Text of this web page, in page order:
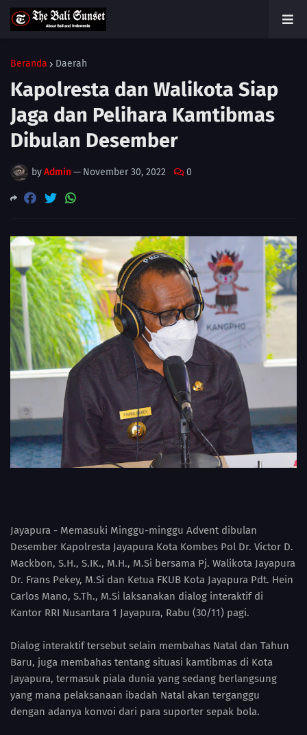
Beranda Daerah
Kapolresta dan Walikota Siap
Jaga dan Pelihara Kamtibmas
Dibulan Desember
byAdmin— November 30, 2022 0
Jayapura - Memasuki Minggu-minggu Advent dibulan
Desember Kapolresta Jayapura Kota Kombes Pol Dr. Victor D.
Mackbon, S.H., S.IK., M.H., M.Si bersama Pj. Walikota Jayapura
Dr. Frans Pekey, M.Si dan Ketua FKUB Kota Jayapura Pdt. Hein
Carlos Mano, S.Th., M.Si laksanakan dialog interaktif di
Kantor RRI Nusantara 1 Jayapura, Rabu (30/11) pagi.
Dialog interaktif tersebut selain membahas Natal dan Tahun
Baru, juga membahas tentang situasi kamtibmas di Kota
Jayapura, termasuk piala dunia yang sedang berlangsung
yang mana pelaksanaan ibadah Natal akan terganggu
dengan adanya konvoi dari para suporter sepak bola.